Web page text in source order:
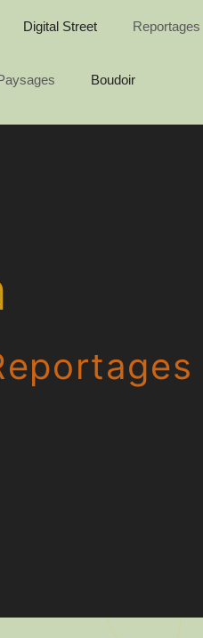
Digital Street Reportages
Boudoir